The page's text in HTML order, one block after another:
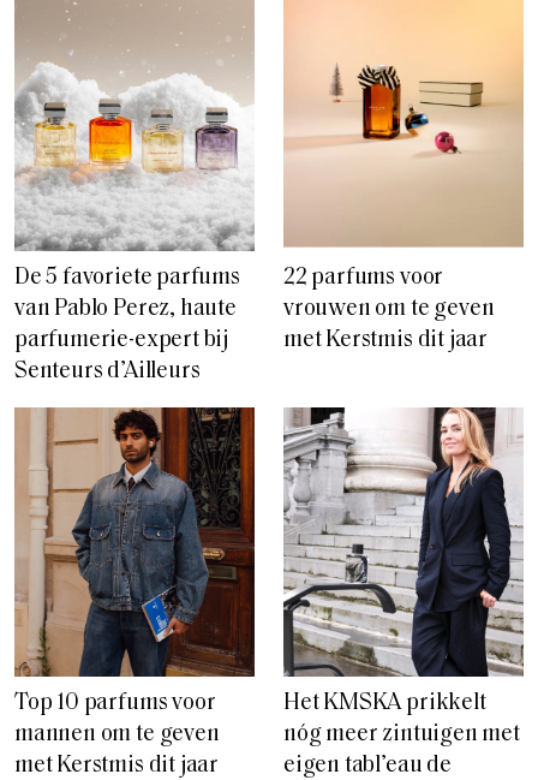
De 5 favoriete parfums
van Pablo Perez, haute
parfumerie-expert bij
Senteurs d’Ailleurs
22 parfums voor
vrouwen om te geven
met Kerstmis dit jaar
Top 10 parfums voor
mannen om te geven
met Kerstmis dit jaar
Het KMSKA prikkelt
nóg meer zintuigen met
eigen tabl’eau de